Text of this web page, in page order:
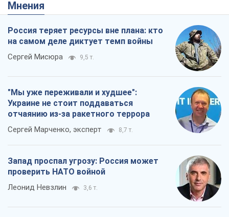
Мнения
Россия теряет ресурсы вне плана: кто
на самом деле диктует темп войны
Сергей Мисюра 9,5 т.
"Мы уже переживали и худшее":
Украине не стоит поддаваться
отчаянию из-за ракетного террора
Сергей Марченко, эксперт 8,7 т.
Запад проспал угрозу: Россия может
проверить НАТО войной
Леонид Невзлин 3,6 т.